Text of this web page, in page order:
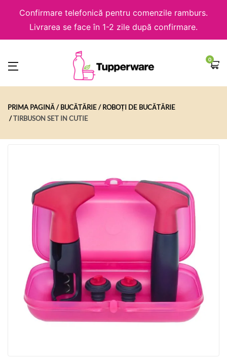
Confirmare telefonică pentru comenzile ramburs.
Livrarea se face în 1-2 zile după confirmare.
0
PRIMA PAGINĂ BUCĂTĂRIE
ROBOȚI DE BUCĂTĂRIE
TIRBUSON SET IN CUTIE